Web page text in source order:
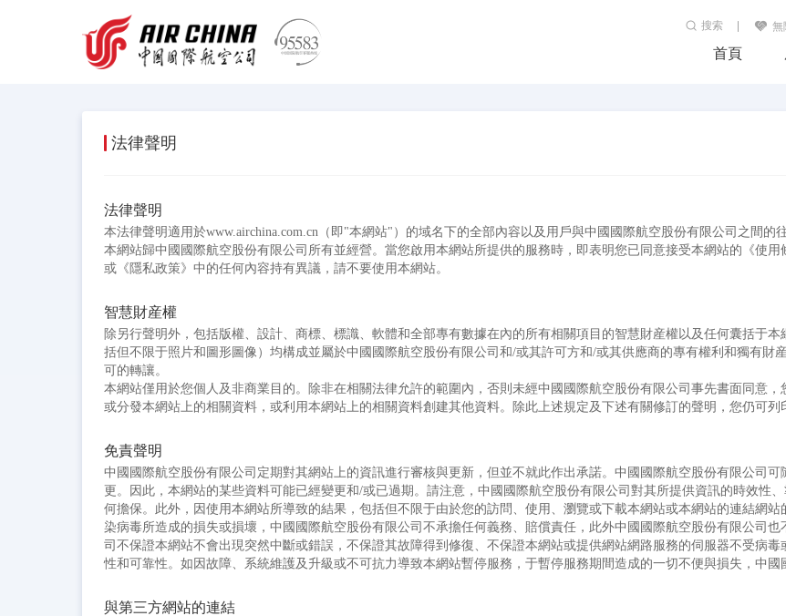
搜索 無
首頁
法律聲明
法律聲明
本法律聲明適用於www.airchina.com.cn（即"本網站"）的域名下的全部內容以及用戶與中國國際航空股份有限公司之間的
本網站歸中國國際航空股份有限公司所有並經營。當您啟用本網站所提供的服務時，即表明您已同意接受本網站的《使
或《隱私政策》中的任何內容持有異議，請不要使用本網站。
智慧財産權
除另行聲明外，包括版權、設計、商標、標識、軟體和全部專有數據在內的所有相關項目的智慧財産權以及任何囊括于
括但不限于照片和圖形圖像）均構成並屬於中國國際航空股份有限公司和/或其許可方和/或其供應商的專有權利和獨有財
可的轉讓。
本網站僅用於您個人及非商業目的。除非在相關法律允許的範圍內，否則未經中國國際航空股份有限公司事先書面同意
或分發本網站上的相關資料，或利用本網站上的相關資料創建其他資料。除此上述規定及下述有關修訂的聲明，您仍可列
免責聲明
中國國際航空股份有限公司定期對其網站上的資訊進行審核與更新，但並不就此作出承諾。中國國際航空股份有限公司
更。因此，本網站的某些資料可能已經變更和/或已過期。請注意，中國國際航空股份有限公司對其所提供資訊的時效性
何擔保。此外，因使用本網站所導致的結果，包括但不限于由於您的訪問、使用、瀏覽或下載本網站或本網站的連結網
染病毒所造成的損失或損壞，中國國際航空股份有限公司不承擔任何義務、賠償責任，此外中國國際航空股份有限公司
司不保證本網站不會出現突然中斷或錯誤，不保證其故障得到修復、不保證本網站或提供網站網路服務的伺服器不受病
性和可靠性。如因故障、系統維護及升級或不可抗力導致本網站暫停服務，于暫停服務期間造成的一切不便與損失，中國
與第三方網站的連結